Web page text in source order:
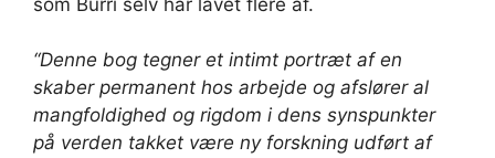
“Denne bog tegner et intimt portræt af en
skaber permanent hos arbejde og afslører al
mangfoldighed og rigdom i dens synspunkter
på verden takket være ny forskning udført af